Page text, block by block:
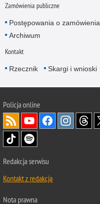
Zamówienia publiczne
Postępowania o zamówienia
Archiwum
Kontakt
Rzecznik Skargi i wnioski
Policjaonline
Redakcja serwisu
Kontakt z redakcją
Nota prawna